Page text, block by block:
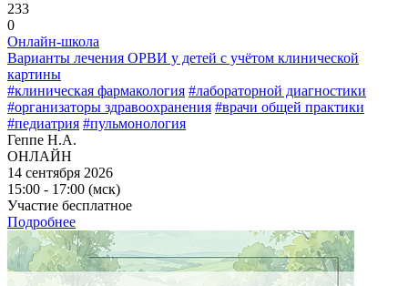
233
0
Онлайн-школа
Варианты лечения ОРВИ у детей с учётом клинической
картины
#клиническая фармакология #лабораторной диагностики
#организаторы здравоохранения #врачи общей практики
#педиатрия #пульмонология
Геппе Н.А.
ОНЛАЙН
14 сентября 2026
15:00 - 17:00 (мск)
Участие бесплатное
Подробнее